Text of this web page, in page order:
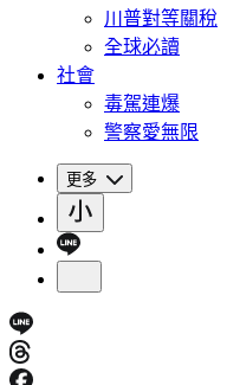
川普對等關稅
全球必讀
社會
毒駕連爆
警察愛無限
更多